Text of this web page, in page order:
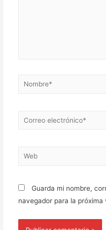
Guarda mi nombre,
navegador para la